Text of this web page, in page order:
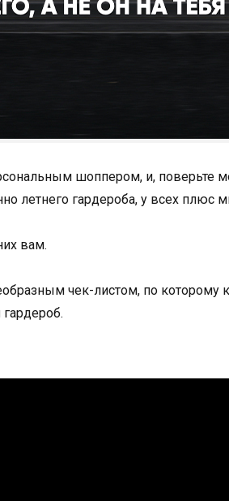
шоппером, и, поверьте
летнего гардероба, у всех плюс
вам.
чек-листом, по